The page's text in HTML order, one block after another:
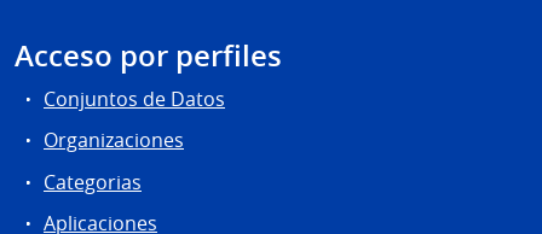
Acceso por perfiles
Conjuntos de Datos
Organizaciones
Categorias
Aplicaciones